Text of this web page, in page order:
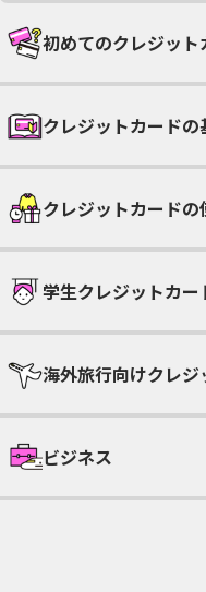
初めてのクレジッ
クレジットカードの
クレジットカードの
学生クレジットカー
海外旅行向けクレジ
ビジネス